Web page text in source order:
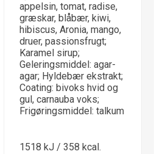
appelsin, tomat, radise,
græskar, blåbær, kiwi,
hibiscus, Aronia, mango,
druer, passionsfrugt;
Karamel sirup;
Geleringsmiddel: agar-
agar; Hyldebær ekstrakt;
Coating: bivoks hvid og
gul, carnauba voks;
Frigøringsmiddel: talkum
1518 kJ / 358 kcal.